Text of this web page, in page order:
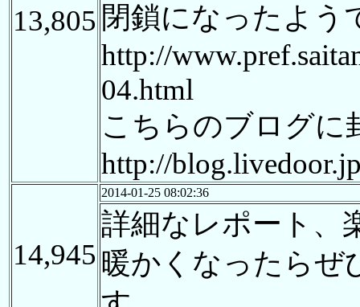
13,805 閉鎖になったよう
http://
04.html
こちらのブログに
http://
14,945
2014-01-25 08:02:36
詳細なレポート、
暖かくなったらぜ